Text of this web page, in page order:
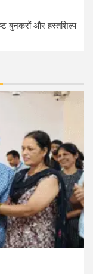
बुनकरों और हस्तशिल्प